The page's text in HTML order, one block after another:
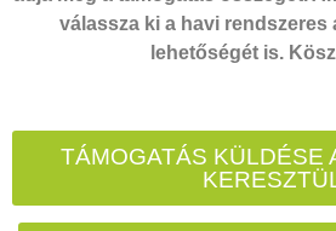
válassza ki a havi rendszeres
lehetőségét is.
TÁMOGATÁS KÜLDÉSE